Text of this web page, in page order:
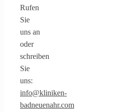
Rufen
Sie
uns an
oder
schreiben
Sie
uns:
info@kliniken-
badneuenahr.com